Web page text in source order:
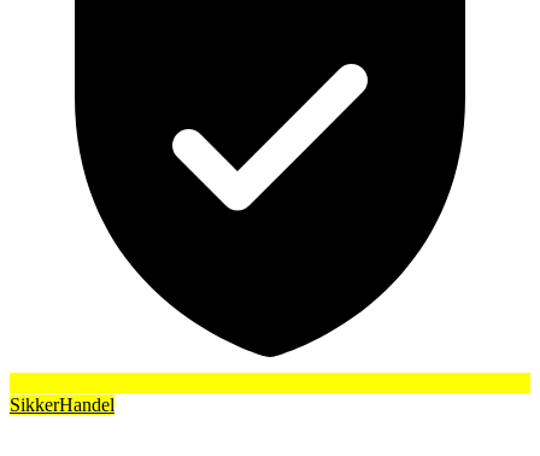
SikkerHandel